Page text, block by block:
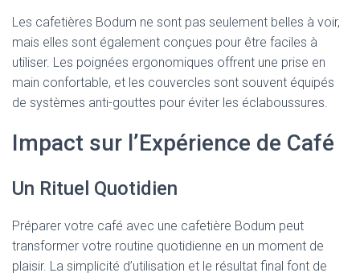
Les cafetières Bodum ne sont pas seulement belles à voir,
mais elles sont également conçues pour être faciles à
utiliser. Les poignées ergonomiques offrent une prise en
main confortable, et les couvercles sont souvent équipés
de systèmes anti-gouttes pour éviter les éclaboussures.
Impact sur l’Expérience de Café
Un Rituel Quotidien
Préparer votre café avec une cafetière Bodum peut
transformer votre routine quotidienne en un moment de
plaisir. La simplicité d’utilisation et le résultat final font de